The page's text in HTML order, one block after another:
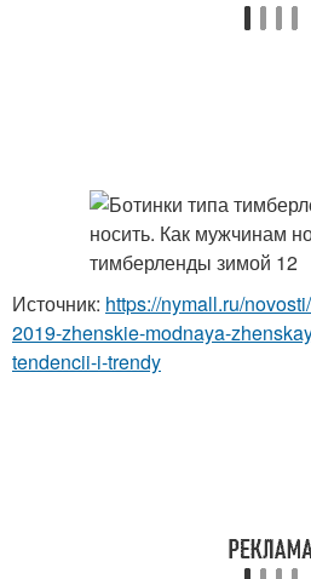
Источник: https://nymall.ru/
2019-zhenskie-modnaya-
tendencii-i-trendy